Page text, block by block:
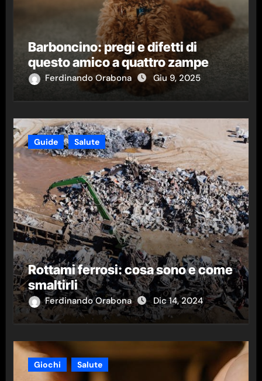
Barboncino: pregi e difetti di
questo amico a quattro zampe
Ferdinando Orabona Giu 9, 2025
Guide Salute
Rottami ferrosi: cosa sono e come
smaltirli
Ferdinando Orabona Dic 14, 2024
Giochi Salute